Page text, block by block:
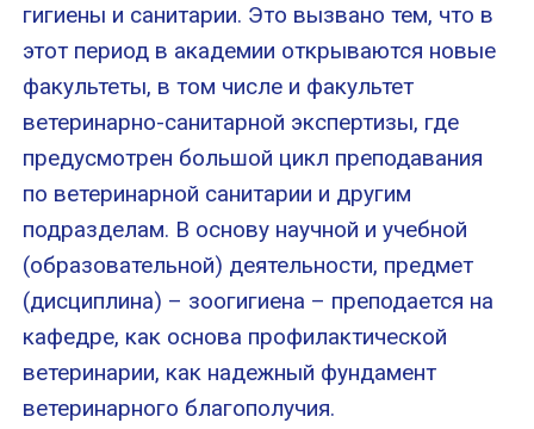
гигиены и санитарии. Это вызвано тем, что в
этот период в академии открываются новые
факультеты, в том числе и факультет
ветеринарно-санитарной экспертизы, где
предусмотрен большой цикл преподавания
по ветеринарной санитарии и другим
подразделам. В основу научной и учебной
(образовательной) деятельности, предмет
(дисциплина) – зоогигиена – преподается на
кафедре, как основа профилактической
ветеринарии, как надежный фундамент
ветеринарного благополучия.